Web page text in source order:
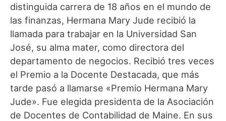
distinguida carrera de 18 años en el mundo de
las finanzas, Hermana Mary Jude recibió la
llamada para trabajar en la Universidad San
José, su alma mater, como directora del
departamento de negocios. Recibió tres veces
el Premio a la Docente Destacada, que más
tarde pasó a llamarse «Premio Hermana Mary
Jude». Fue elegida presidenta de la Asociación
de Docentes de Contabilidad de Maine. En sus